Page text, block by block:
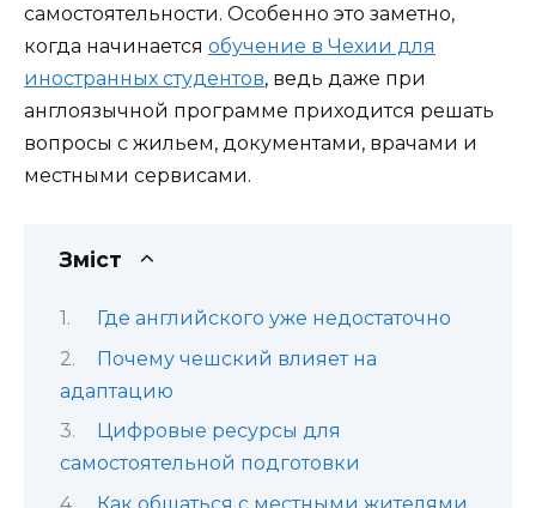
самостоятельности. Особенно это заметно,
когда начинается обучение в Чехии для
иностранных студентов, ведь даже при
англоязычной программе приходится решать
вопросы с жильем, документами, врачами и
местными сервисами.
Зміст
Где английского уже недостаточно
Почему чешский влияет на
адаптацию
Цифровые ресурсы для
самостоятельной подготовки
Как общаться с местными жителями